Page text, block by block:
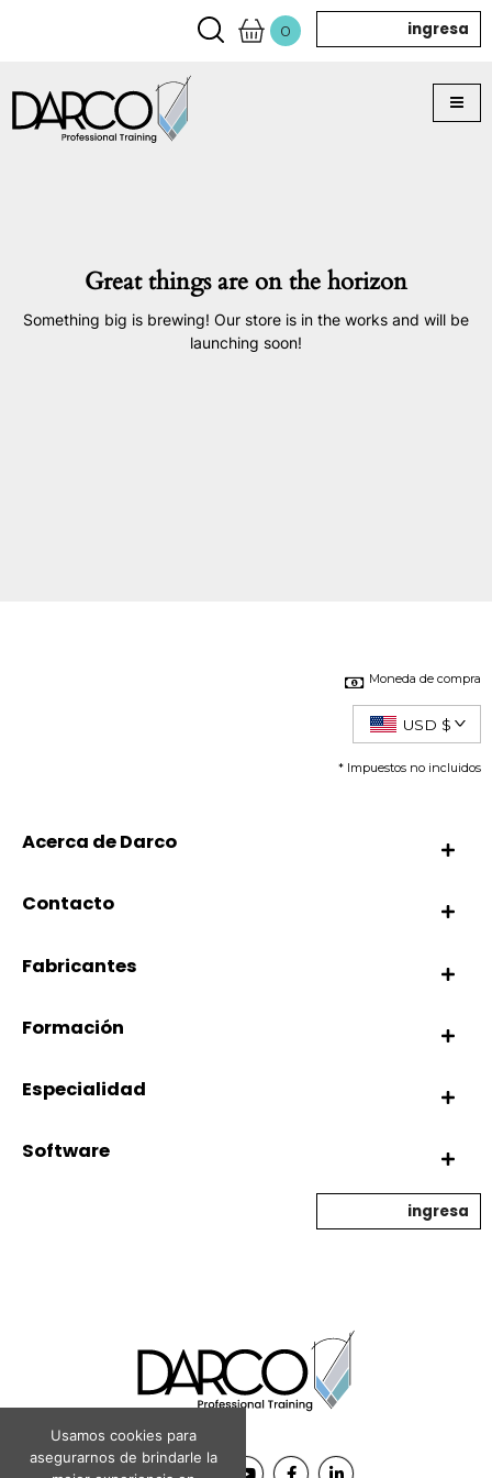
0 ingresa
Great things are on the horizon
Something big is brewing! Our store is in the works and will be
launching soon!
Moneda de compra
USD $
* Impuestos no incluidos
Acerca de Darco
Contacto
Fabricantes
Formación
Especialidad
Software
ingresa
Usamos cookies para
asegurarnos de brindarle la